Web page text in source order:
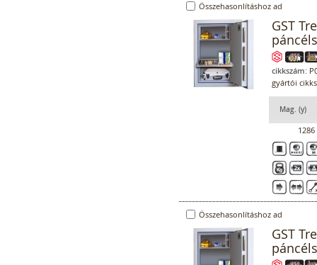
Összehasonlításhoz ad
GST
cikkszám:
gyártói
Mag. (y)
1286
Összehasonlításhoz ad
GST